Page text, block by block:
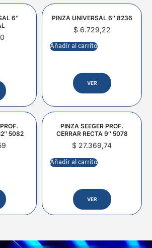
6″
PINZA UNIVERSAL 6″ 8236
$6.729,22
Añadir al carrito
VER
5082
PINZA SEEGER PROF.
CERRAR RECTA 9″ 5078
$ 27.369,74
Añadir al carrito
VER